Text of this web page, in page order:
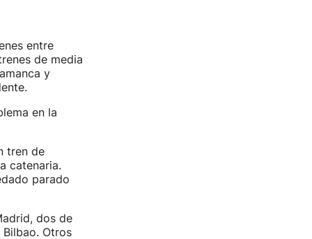
entre
de media
y
en la
tren de
catenaria.
parado
dos de
Otros